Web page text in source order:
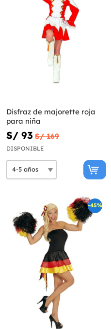
Disfraz de majorette roja
para niña
S/ 93 S/ 169
DISPONIBLE
-45%